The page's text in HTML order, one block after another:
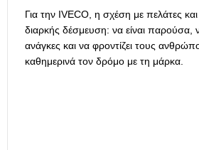
Για την IVECO, η σχέση με πελάτες και
διαρκής δέσμευση: να είναι παρούσα,
ανάγκες και να φροντίζει τους
καθημερινά τον δρόμο με τη μάρκα.